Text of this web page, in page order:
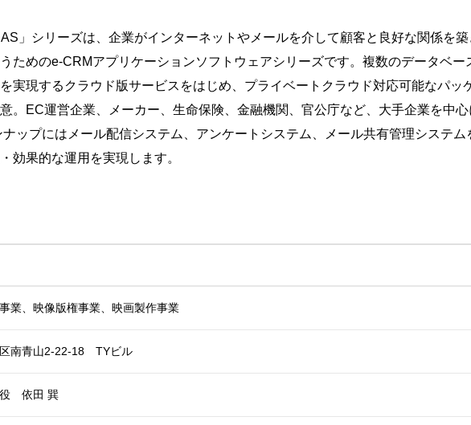
」シリーズは、企業がインターネットやメールを介して顧客と良好な関係を築
ためのe-CRMアプリケーションソフトウェアシリーズです。複数のデータベー
実現するクラウド版サービスをはじめ、プライベートクラウド対応可能なパッ
。EC運営企業、メーカー、生命保険、金融機関、官公庁など、大手企業を中心
ナップにはメール配信システム、アンケートシステム、メール共有管理システム
効果的な運用を実現します。
業、映像版権事業、映画製作事業
南青山2-22-18 TYビル
役 依田 巽